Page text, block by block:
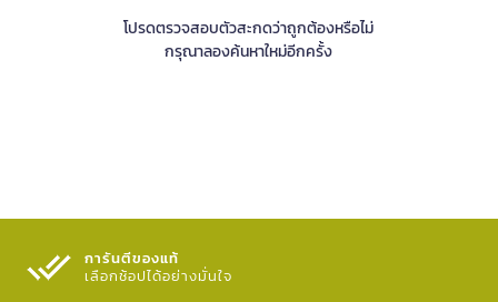
โปรดตรวจสอบตัวสะกดว่าถูกต้องหรือไม่
กรุณาลองค้นหาใหม่อีกครั้ง
การันตีของแท้
เลือกช้อปได้อย่างมั่นใจ​